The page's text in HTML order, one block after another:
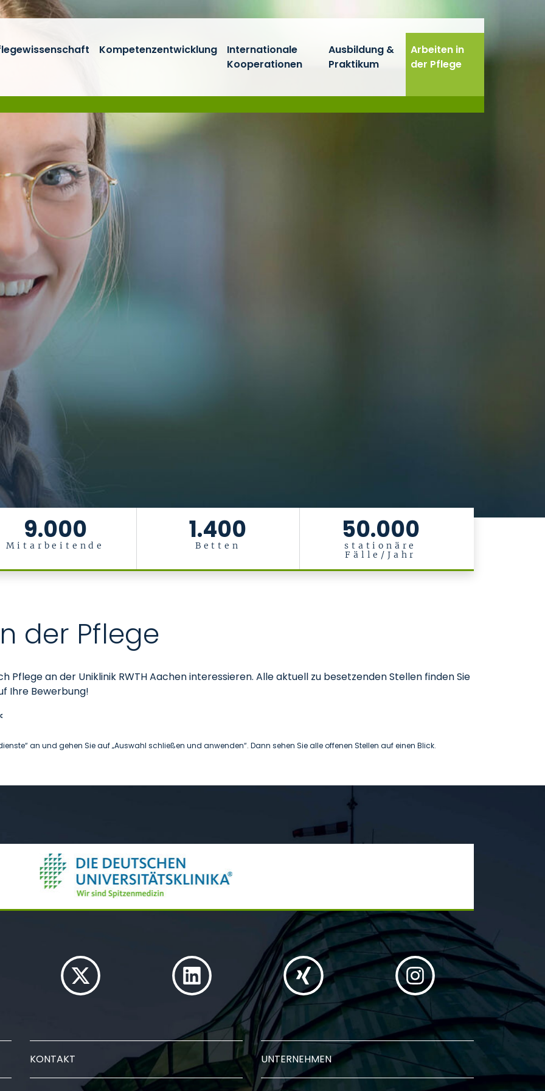
9.000
Mitarbeitende
1.400
Betten
50.000
stationäre
Fälle/Jahr
Kompetenzentwicklung
Internationale
Kooperationen
Ausbildung &
Praktikum
Arbeiten in
der Pflege
der Pflege
Pflege an der Uniklinik RWTH Aachen interessieren. Alle aktuell zu besetzenden Stellen finden Sie
Ihre Bewerbung!
an und gehen Sie auf „Auswahl schließen und anwenden“. Dann sehen Sie alle offenen Stellen auf einen Blick.
KONTAKT UNTERNEHMEN